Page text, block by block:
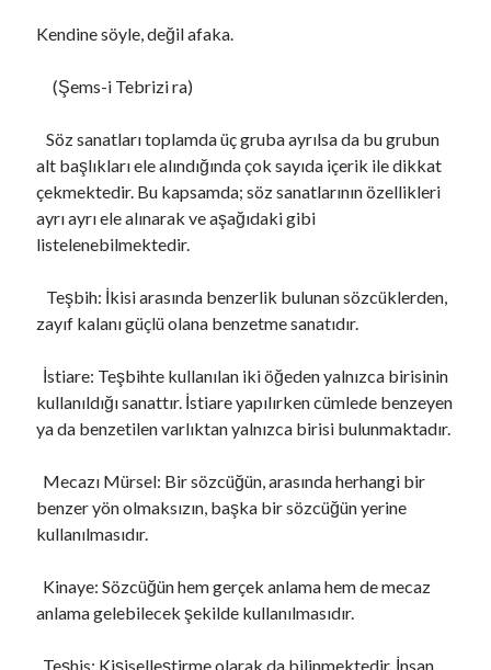
Kendine söyle, değil afaka.
(Şems-i Tebrizi ra)
Söz sanatları toplamda üç gruba ayrılsa da bu grubun
alt başlıkları ele alındığında çok sayıda içerik ile dikkat
çekmektedir. Bu kapsamda; söz sanatlarının özellikleri
ayrı ayrı ele alınarak ve aşağıdaki gibi
listelenebilmektedir.
Teşbih: İkisi arasında benzerlik bulunan sözcüklerden,
zayıf kalanı güçlü olana benzetme sanatıdır.
İstiare: Teşbihte kullanılan iki öğeden yalnızca birisinin
kullanıldığı sanattır. İstiare yapılırken cümlede benzeyen
ya da benzetilen varlıktan yalnızca birisi bulunmaktadır.
Mecazı Mürsel: Bir sözcüğün, arasında herhangi bir
benzer yön olmaksızın, başka bir sözcüğün yerine
kullanılmasıdır.
Kinaye: Sözcüğün hem gerçek anlama hem de mecaz
anlama gelebilecek şekilde kullanılmasıdır.
Teşhis: Kişiselleştirme olarak da bilinmektedir. İnsan